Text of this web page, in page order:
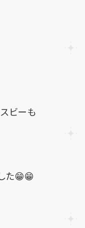
ビーも
た😁😁